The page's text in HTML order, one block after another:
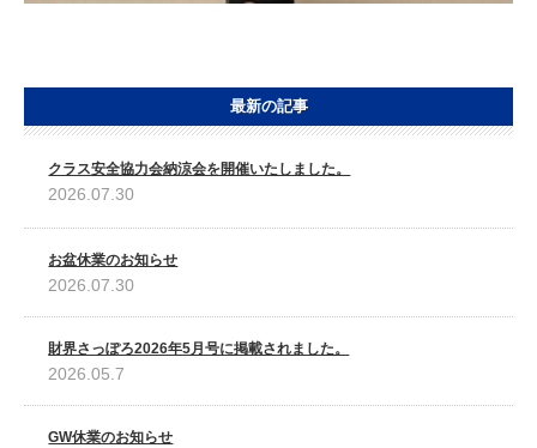
最新の記事
クラス安全協力会納涼会を開催いたしました。
2026.07.30
お盆休業のお知らせ
2026.07.30
財界さっぽろ2026年5月号に掲載されました。
2026.05.7
GW休業のお知らせ